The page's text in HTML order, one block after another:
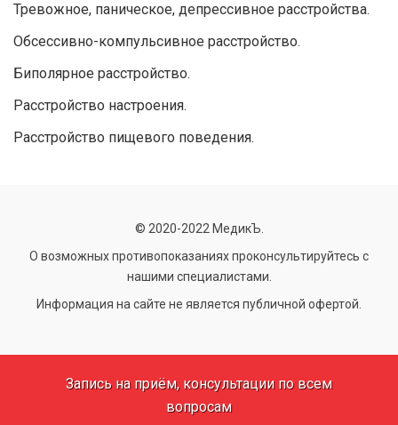
Тревожное, паническое, депрессивное расстройства.
Обсессивно-компульсивное расстройство.
Биполярное расстройство.
Расстройство настроения.
Расстройство пищевого поведения.
© 2020-2022 МедикЪ.
О возможных противопоказаниях проконсультируйтесь с
нашими специалистами.
Информация на сайте не является публичной офертой.
Запись на приём, консультации по всем
вопросам